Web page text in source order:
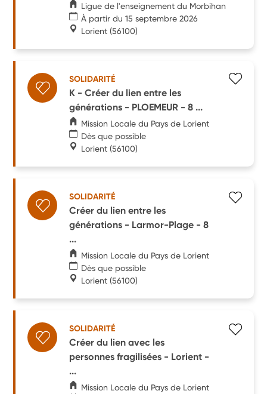
Ligue de l'enseignement du Morbihan
À partir du 15 septembre 2026
Lorient (56100)
SOLIDARITÉ
K - Créer du lien entre les
générations - PLOEMEUR - 8 ...
Mission Locale du Pays de Lorient
Dès que possible
Lorient (56100)
SOLIDARITÉ
Créer du lien entre les
générations - Larmor-Plage - 8
...
Mission Locale du Pays de Lorient
Dès que possible
Lorient (56100)
SOLIDARITÉ
Créer du lien avec les
personnes fragilisées - Lorient -
...
Mission Locale du Pays de Lorient